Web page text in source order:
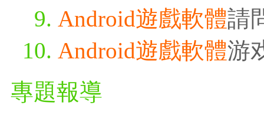
Android遊戲軟體請
Android遊戲軟體游
專題報導